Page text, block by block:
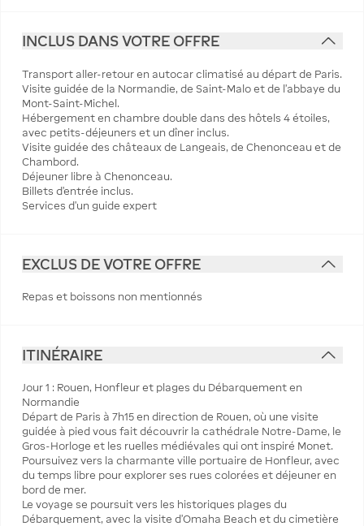
INCLUS DANS VOTRE OFFRE
Transport aller-retour en autocar climatisé au départ de Paris.
Visite guidée de la Normandie, de Saint-Malo et de l'abbaye du
Mont-Saint-Michel.
Hébergement en chambre double dans des hôtels 4 étoiles,
avec petits-déjeuners et un dîner inclus.
Visite guidée des châteaux de Langeais, de Chenonceau et de
Chambord.
Déjeuner libre à Chenonceau.
Billets d'entrée inclus.
Services d'un guide expert
EXCLUS DE VOTRE OFFRE
Repas et boissons non mentionnés
ITINÉRAIRE
Jour 1 : Rouen, Honfleur et plages du Débarquement en
Normandie
Départ de Paris à 7h15 en direction de Rouen, où une visite
guidée à pied vous fait découvrir la cathédrale Notre-Dame, le
Gros-Horloge et les ruelles médiévales qui ont inspiré Monet.
Poursuivez vers la charmante ville portuaire de Honfleur, avec
du temps libre pour explorer ses rues colorées et déjeuner en
bord de mer.
Le voyage se poursuit vers les historiques plages du
Débarquement, avec la visite d’Omaha Beach et du cimetière